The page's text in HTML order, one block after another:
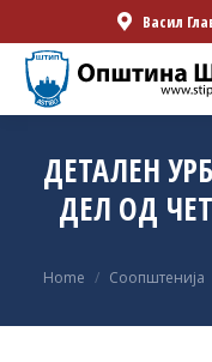
Васил
ДЕТАЛЕН
ДЕЛ ОД
You are here:
Home Соопштенија